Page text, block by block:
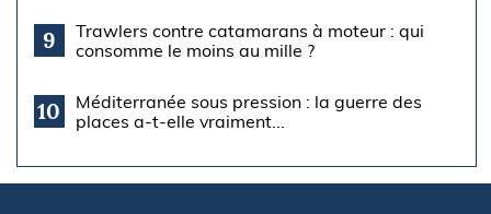
9
Trawlers contre catamarans à moteur : qui
consomme le moins au mille ?
10
Méditerranée sous pression : la guerre des
places a-t-elle vraiment...